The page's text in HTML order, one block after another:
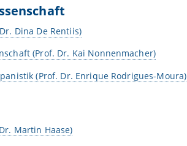
Dina De Rentiis)
(Prof. Dr. Kai Nonnenmacher)
(Prof. Dr. Enrique Rodrigues-Moura)
Martin Haase)